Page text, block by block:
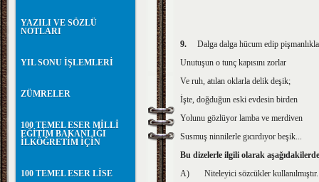
YAZILI VE SÖZLÜ
NOTLARI
YIL SONU İŞLEMLERİ
ZÜMRELER
100 TEMEL ESER MİLLİ
EĞİTİM BAKANLIĞI
İLKÖĞRETİM İÇİN
100 TEMEL ESER LİSE
9. Dalga dalga hücum edip
Unutuşun o tunç kapısını zorlar
Ve ruh, atılan oklarla delik deşik;
İşte, doğduğun eski evdesin birden
Yolunu gözlüyor lamba ve merdiven
Susmuş ninnilerle gıcırdıyor beşik...
Bu dizelerle ilgili olarak
A)
Niteleyici sözcükler kullanılmıştır.